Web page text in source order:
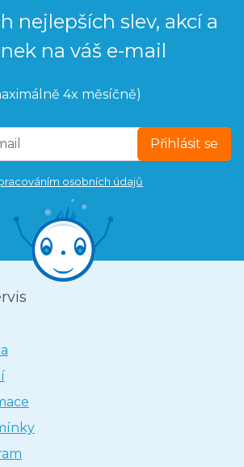
nejlepších slev, akcí a
na váš e-mail
4x měsíčně)
Přihlásit se
osobních údajů